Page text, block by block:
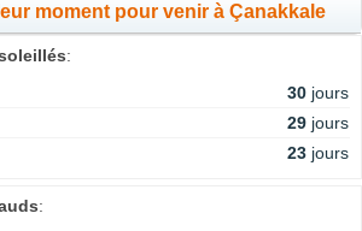
moment pour venir à Çanakkale
:
30 jours
29 jours
23 jours
: